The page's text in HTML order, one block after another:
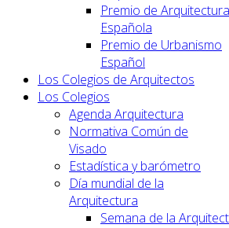
Premio de Arquitectura
Española
Premio de Urbanismo
Español
Los Colegios de Arquitectos
Los Colegios
Agenda Arquitectura
Normativa Común de
Visado
Estadística y barómetro
Día mundial de la
Arquitectura
Semana de la